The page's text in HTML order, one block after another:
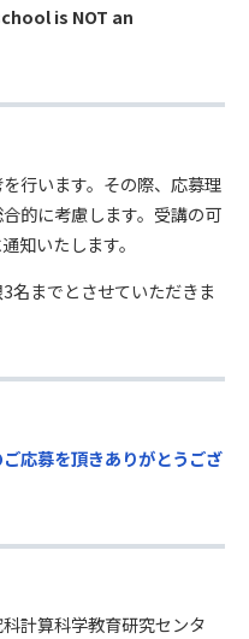
is NOT an
行います。その際、応募理
的に考慮します。受講の可
知いたします。
名までとさせていただきま
応募を頂きありがとうござ
計算科学教育研究センタ